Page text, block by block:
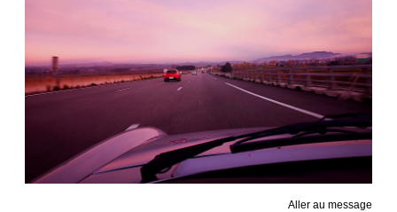
Aller au message